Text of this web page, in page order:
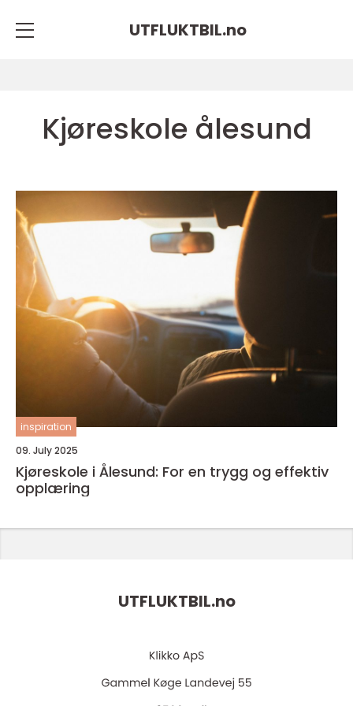
UTFLUKTBIL.no
Kjøreskole ålesund
inspiration
09. July 2025
Kjøreskole i Ålesund: For en trygg og effektiv
opplæring
UTFLUKTBIL.no